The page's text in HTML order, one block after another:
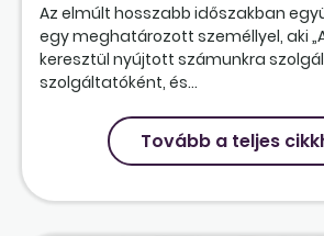
Az elmúlt hosszabb időszakban
egy meghatározott személlyel, aki
keresztül nyújtott számunkra
szolgáltatóként, és...
Tovább a teljes